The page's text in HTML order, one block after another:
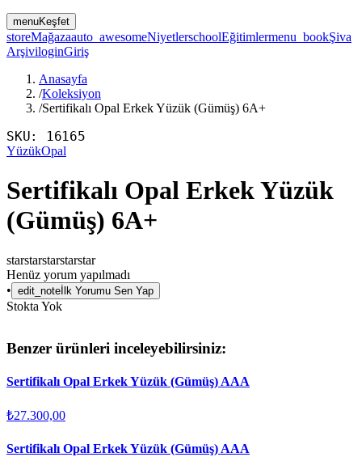
menuKeşfet
storeMağazaauto_awesomeNiyetlerschoolEğitimlermenu_bookŞiva
ArşiviloginGiriş
Anasayfa
/Koleksiyon
/Sertifikalı Opal Erkek Yüzük (Gümüş) 6A+
SKU: 16165
YüzükOpal
Sertifikalı Opal Erkek Yüzük
(Gümüş) 6A+
starstarstarstarstar
Henüz yorum yapılmadı
• edit_note İlk Yorumu Sen Yap
Stokta Yok
Benzer ürünleri inceleyebilirsiniz:
Sertifikalı Opal Erkek Yüzük (Gümüş) AAA
₺27.300,00
Sertifikalı Opal Erkek Yüzük (Gümüş) AAA